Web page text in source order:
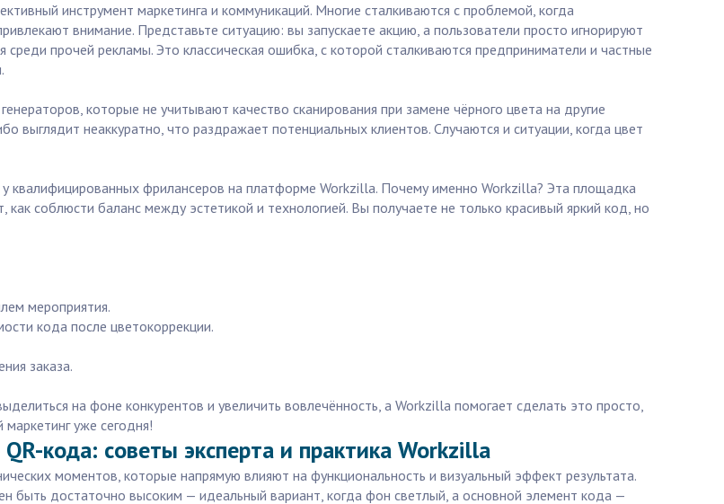
инструмент маркетинга и коммуникаций. Многие сталкиваются с проблемой, когда
внимание. Представьте ситуацию: вы запускаете акцию, а пользователи просто игнорируют
прочей рекламы. Это классическая ошибка, с которой сталкиваются предприниматели и частные
которые не учитывают качество сканирования при замене чёрного цвета на другие
выглядит неаккуратно, что раздражает потенциальных клиентов. Случаются и ситуации, когда цвет
у квалифицированных фрилансеров на платформе Workzilla. Почему именно Workzilla? Эта площадка
соблюсти баланс между эстетикой и технологией. Вы получаете не только красивый яркий код, но
мероприятия.
кода после цветокоррекции.
заказа.
на фоне конкурентов и увеличить вовлечённость, а Workzilla помогает сделать это просто,
уже сегодня!
кода: советы эксперта и практика Workzilla
моментов, которые напрямую влияют на функциональность и визуальный эффект результата.
быть достаточно высоким — идеальный вариант, когда фон светлый, а основной элемент кода —